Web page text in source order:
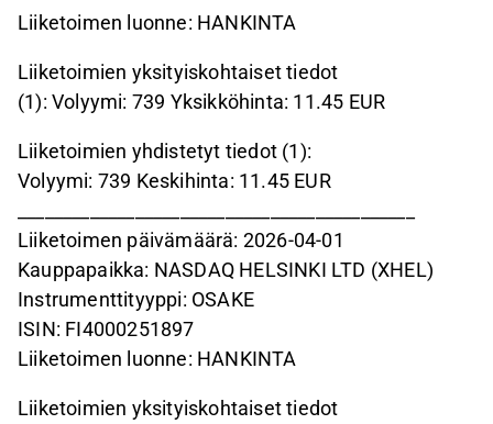
Liiketoimen luonne: HANKINTA
Liiketoimien yksityiskohtaiset tiedot
(1): Volyymi: 739 Yksikköhinta: 11.45 EUR
Liiketoimien yhdistetyt tiedot (1):
Volyymi: 739 Keskihinta: 11.45 EUR
Liiketoimen päivämäärä: 2026-04-01
Kauppapaikka: NASDAQ HELSINKI LTD (XHEL)
Instrumenttityyppi: OSAKE
ISIN: FI4000251897
Liiketoimen luonne: HANKINTA
Liiketoimien yksityiskohtaiset tiedot